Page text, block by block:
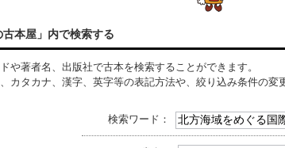
古本屋」内で検索する
や著者名、出版社で古本を検索することができます。
カタカナ、漢字、英字等の表記方法や、絞り込み条件の変
検索ワード：